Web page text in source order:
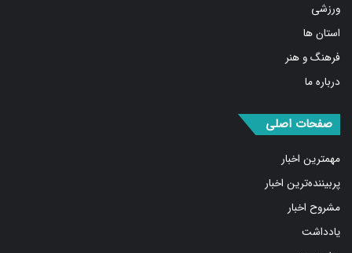
استان ها
فرهنگ و هنر
درباره ما
مهمترین اخبار
پربیننده‌ترین اخبار
مشروح اخبار
یادداشت
روایت روز